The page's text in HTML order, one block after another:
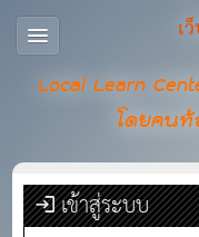
เ
Local Learn
โดยคน
เข้าสู่ระบบ